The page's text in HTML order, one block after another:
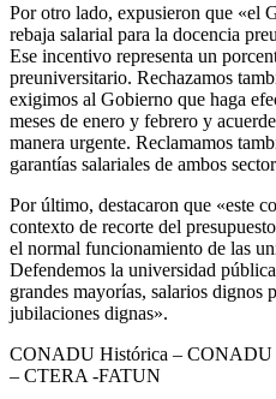
Por otro lado, expusieron que «el
rebaja salarial para la docencia
Ese incentivo representa un
preuniversitario. Rechazamos
exigimos al Gobierno que haga
meses de enero y febrero y
manera urgente. Reclamamos
garantías salariales de ambos
Por último, destacaron que «este
contexto de recorte del
el normal funcionamiento de las
Defendemos la universidad
grandes mayorías, salarios dignos
jubilaciones dignas».
CONADU Histórica –
– CTERA -FATUN